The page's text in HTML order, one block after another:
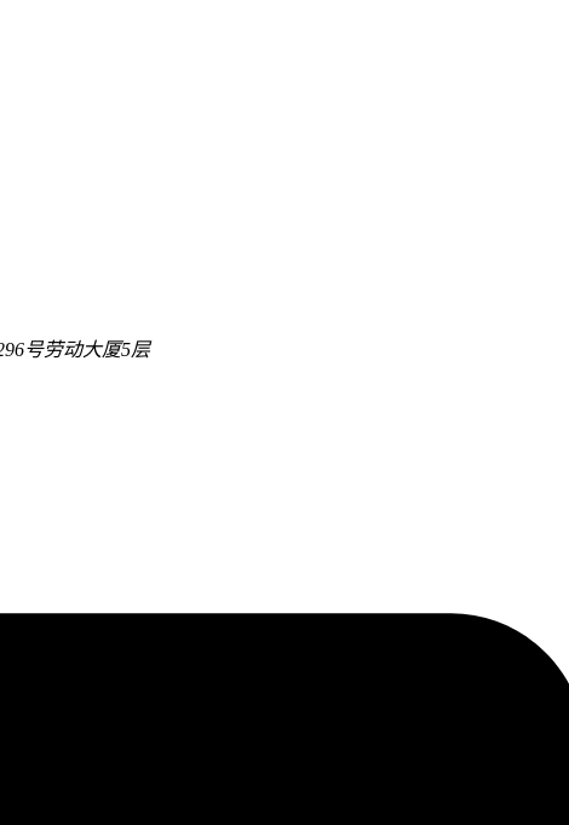
号劳动大厦5层